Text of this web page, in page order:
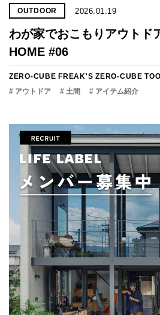
OUTDOOR 2026.01.19
わが家でおこもりアウトド
HOME #06
ZERO-CUBE FREAK'S ZERO-CUBE
# アウトドア
# 土間 # アイテム紹介